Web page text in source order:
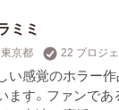
ミミ
東京都 22 プロジ
い感覚のホラー
ます。ファンで